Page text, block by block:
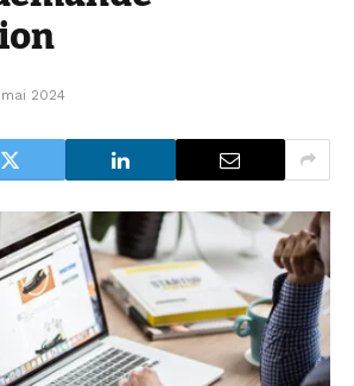
2024